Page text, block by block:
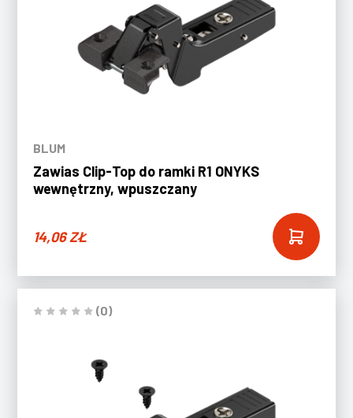
BLUM
Zawias Clip-Top do ramki R1 ONYKS
wewnętrzny, wpuszczany
14,06ZŁ
(0)